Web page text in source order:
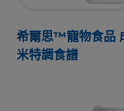
希爾思™寵物食品
米特調食譜